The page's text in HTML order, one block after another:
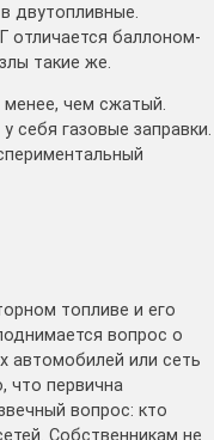
двутопливные.
отличается баллоном-
такие же.
чем сжатый.
себя газовые заправки.
топливе и его
вопрос о
автомобилей или сеть
что первична
вопрос: кто
Собственникам не